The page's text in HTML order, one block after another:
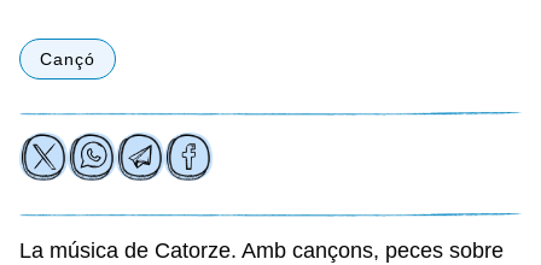
Cançó
La música de Catorze. Amb cançons, peces sobre